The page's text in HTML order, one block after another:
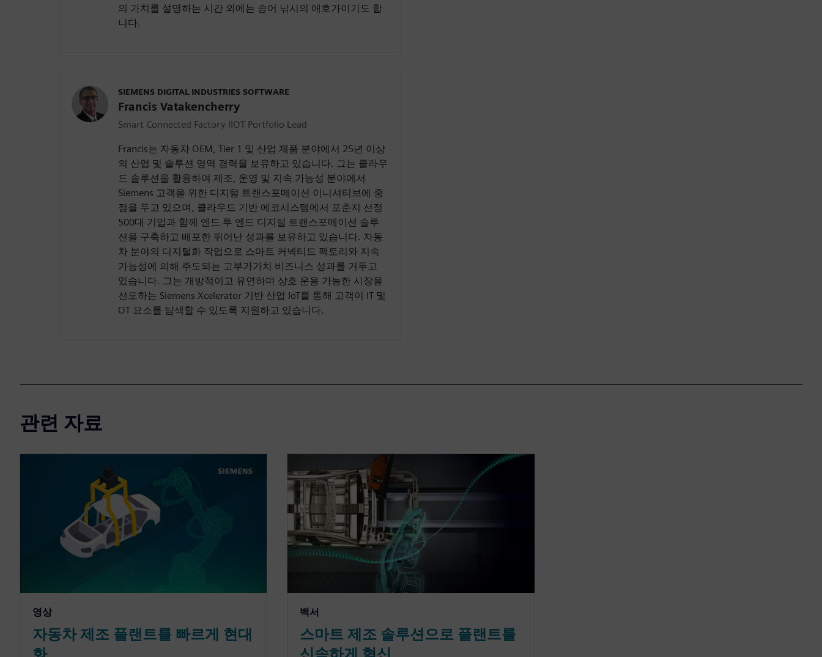
의 가치를 설명하는 시간 외에는 송어 낚시의 애호가이기도 합
니다.
SIEMENS DIGITAL INDUSTRIES SOFTWARE
Francis Vatakencherry
Smart Connected Factory IIOT Portfolio Lead
Francis는 자동차 OEM, Tier 1 및 산업 제품 분야에서 25년 이상
의 산업 및 솔루션 영역 경력을 보유하고 있습니다. 그는 클라우
드 솔루션을 활용하여 제조, 운영 및 지속 가능성 분야에서
Siemens 고객을 위한 디지털 트랜스포메이션 이니셔티브에 중
점을 두고 있으며, 클라우드 기반 에코시스템에서 포춘지 선정
500대 기업과 함께 엔드 투 엔드 디지털 트랜스포메이션 솔루
션을 구축하고 배포한 뛰어난 성과를 보유하고 있습니다. 자동
차 분야의 디지털화 작업으로 스마트 커넥티드 팩토리와 지속
가능성에 의해 주도되는 고부가가치 비즈니스 성과를 거두고
있습니다. 그는 개방적이고 유연하며 상호 운용 가능한 시장을
선도하는 Siemens Xcelerator 기반 산업 IoT를 통해 고객이 IT 및
OT 요소를 탐색할 수 있도록 지원하고 있습니다.
관련 자료
영상
자동차 제조 플랜트를 빠르게 현대
백서
스마트 제조 솔루션으로 플랜트를